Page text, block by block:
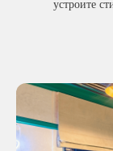
устроите